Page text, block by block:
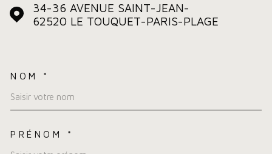
34-36 AVENUE SAINT-JEAN-
62520
LE TOUQUET-PARIS-PLAGE
NOM *
PRÉNOM *